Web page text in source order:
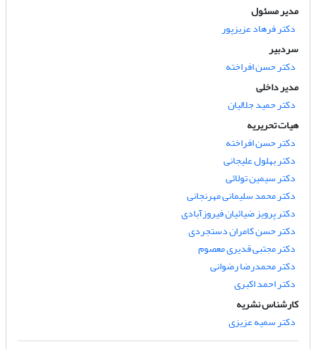
مدیر مسئول
دکتر فرهاد عزیزپور
سردبیر
دکتر حسن افراخته
مدیر داخلی
دکتر حمید جلالیان
هیات تحریریه
دکتر حسن افراخته
دکتر بهلول علیجانی
دکتر سیمین تولائی
دکتر محمد سلیمانی مهرنجانی
دکتر پرویز ضیائیان فیروزآبادی
دکتر حسن کامران دستجردی
دکتر مجتبی قدیری معصوم
دکتر محمدرضا رضوانی
دکتر احمد اکبری
کارشناس نشریه
دکتر سمیه عزیزی